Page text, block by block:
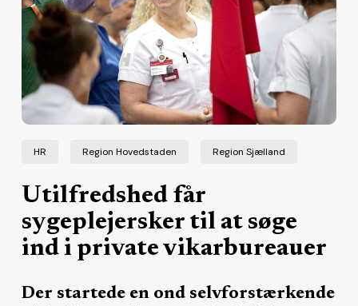
HR Region Hovedstaden Region Sjælland
Utilfredshed får
sygeplejersker til at søge
ind i private vikarbureauer
Der startede en ond selvforstærkende